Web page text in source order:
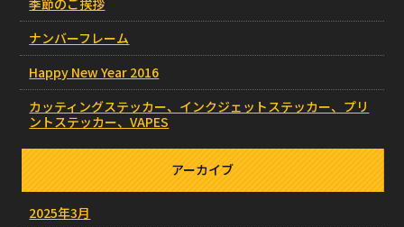
ナンバーフレーム
Happy New Year 2016
カッティングステッカー、インクジェットステッカー、プリ
ントステッカー、VAPES
アーカイブ
2025年3月